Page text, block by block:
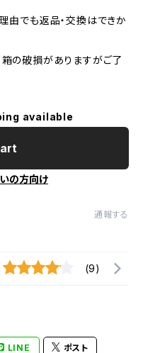
由でも返品・交換はできか
箱の破損がありますがご了
available
の方向け
通報する
(9)
LINE ポスト